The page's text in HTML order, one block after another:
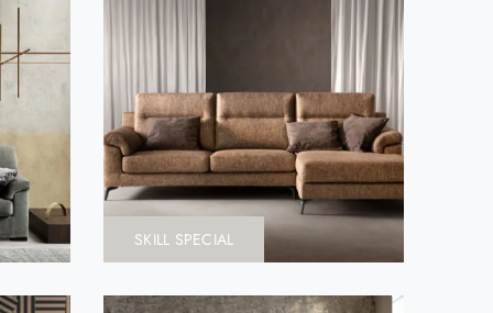
SKILL SPECIAL